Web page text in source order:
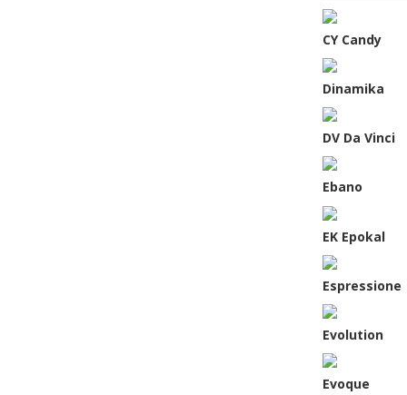
CY Candy
Dinamika
DV Da Vinci
Ebano
EK Epokal
Espressione
Evolution
Evoque